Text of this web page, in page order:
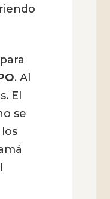
. Al
El
se